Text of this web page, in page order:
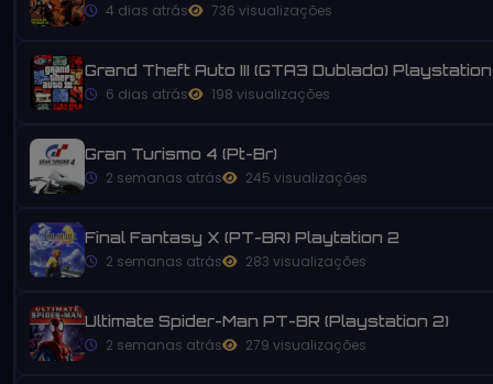
4 dias atrás
736 visualizações
Grand Theft Auto III (GTA3 Dublado)
6 dias atrás
198 visualizações
Gran Turismo 4 (Pt-Br)
2 semanas atrás
245 visualizações
Final Fantasy X (PT-BR) Playtation 2
2 semanas atrás
283 visualizações
Ultimate Spider-Man PT-BR (Playstation 2)
2 semanas atrás
279 visualizações